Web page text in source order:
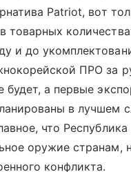
Patriot, вот
товарных
и до
ПРО за
будет, а первые
в лучшем
что
оружие странам,
конфликта.